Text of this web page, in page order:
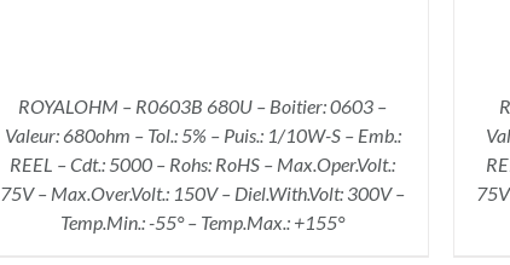
ROYALOHM – R0603B 680U – Boitier: 0603 –
Valeur: 680ohm – Tol.: 5% – Puis.: 1/10W-S – Emb.:
REEL – Cdt.: 5000 – Rohs: RoHS – Max.Oper.Volt.:
75V – Max.Over.Volt.: 150V – Diel.With.Volt: 300V –
Temp.Min.: -55° – Temp.Max.: +155°